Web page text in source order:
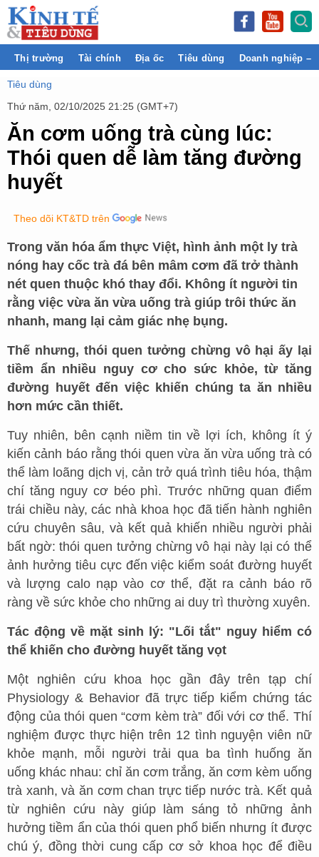
Thị trường Tài chính Địa ốc Tiêu dùng Doanh nghiệp –
Tiêu dùng
Thứ năm, 02/10/2025 21:25 (GMT+7)
Ăn cơm uống trà cùng lúc:
Thói quen dễ làm tăng đường
huyết
Theo dõi KT&TD trên
Trong văn hóa ẩm thực Việt, hình ảnh một ly trà
nóng hay cốc trà đá bên mâm cơm đã trở thành
nét quen thuộc khó thay đổi. Không ít người tin
rằng việc vừa ăn vừa uống trà giúp trôi thức ăn
nhanh, mang lại cảm giác nhẹ bụng.
Thế nhưng, thói quen tưởng chừng vô hại ấy lại
tiềm ẩn nhiều nguy cơ cho sức khỏe, từ tăng
đường huyết đến việc khiến chúng ta ăn nhiều
hơn mức cần thiết.
Tuy nhiên, bên cạnh niềm tin về lợi ích, không ít ý
kiến cảnh báo rằng thói quen vừa ăn vừa uống trà có
thể làm loãng dịch vị, cản trở quá trình tiêu hóa, thậm
chí tăng nguy cơ béo phì. Trước những quan điểm
trái chiều này, các nhà khoa học đã tiến hành nghiên
cứu chuyên sâu, và kết quả khiến nhiều người phải
bất ngờ: thói quen tưởng chừng vô hại này lại có thể
ảnh hưởng tiêu cực đến việc kiểm soát đường huyết
và lượng calo nạp vào cơ thể, đặt ra cảnh báo rõ
ràng về sức khỏe cho những ai duy trì thường xuyên.
Tác động về mặt sinh lý: "Lối tắt" nguy hiểm có
thể khiến cho đường huyết tăng vọt
Một nghiên cứu khoa học gần đây trên tạp chí
Physiology & Behavior đã trực tiếp kiểm chứng tác
động của thói quen “cơm kèm trà” đối với cơ thể. Thí
nghiệm được thực hiện trên 12 tình nguyện viên nữ
khỏe mạnh, mỗi người trải qua ba tình huống ăn
uống khác nhau: chỉ ăn cơm trắng, ăn cơm kèm uống
trà xanh, và ăn cơm chan trực tiếp nước trà. Kết quả
từ nghiên cứu này giúp làm sáng tỏ những ảnh
hưởng tiềm ẩn của thói quen phổ biến nhưng ít được
chú ý, đồng thời cung cấp cơ sở khoa học để điều